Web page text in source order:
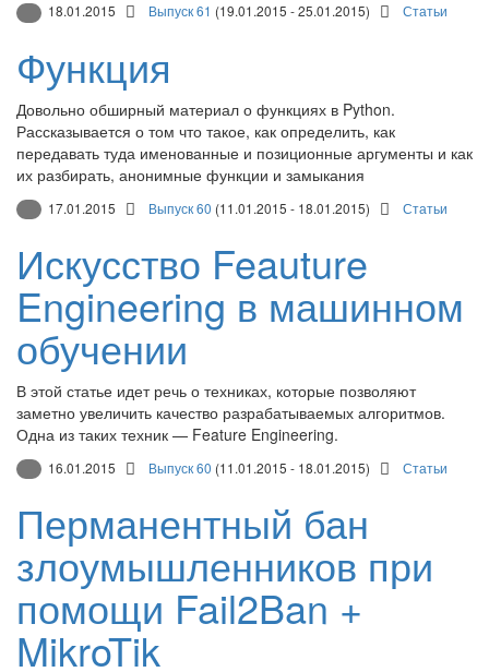
18.01.2015 Выпуск 61 (19.01.2015 - 25.01.2015) Статьи
Функция
Довольно обширный материал о функциях в Python.
Рассказывается о том что такое, как определить, как
передавать туда именованные и позиционные аргументы и как
их разбирать, анонимные функции и замыкания
17.01.2015 Выпуск 60 (11.01.2015 - 18.01.2015) Статьи
Искусство Feauture
Engineering в машинном
обучении
В этой статье идет речь о техниках, которые позволяют
заметно увеличить качество разрабатываемых алгоритмов.
Одна из таких техник — Feature Engineering.
16.01.2015 Выпуск 60 (11.01.2015 - 18.01.2015) Статьи
Перманентный бан
злоумышленников при
помощи Fail2Ban +
MikroTik